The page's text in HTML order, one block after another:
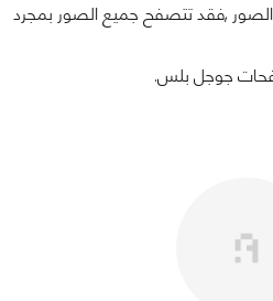
,فقد تتصفح جميع الصور بمجرد
جوجل بلس.